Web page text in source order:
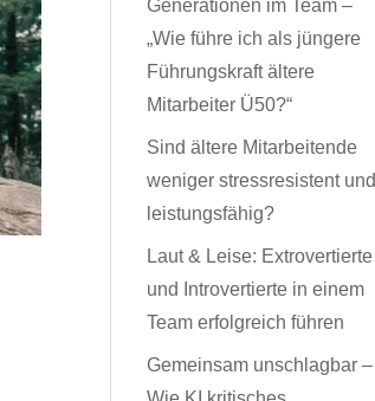
Generationen im Team –
„Wie führe ich als jüngere
Führungskraft ältere
Mitarbeiter Ü50?“
Sind ältere Mitarbeitende
weniger stressresistent und
leistungsfähig?
Laut & Leise: Extrovertierte
und Introvertierte in einem
Team erfolgreich führen
Gemeinsam unschlagbar –